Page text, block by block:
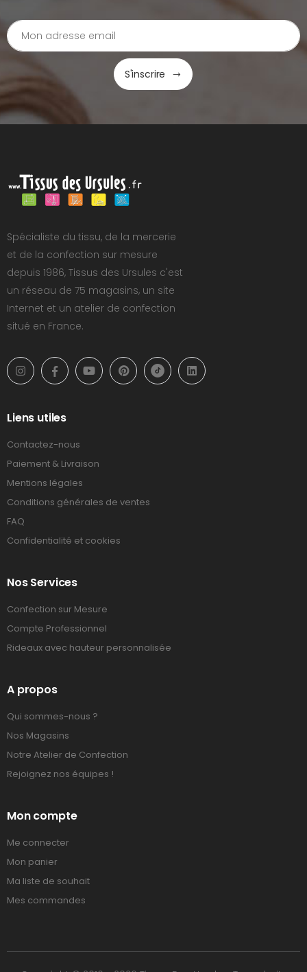
S'inscrire
Spécialiste du tissu, de la mercerie
et de la confection sur mesure
depuis 1986, Tissus des Ursules c'est
un réseau de 75 magasins, un site
Internet et un atelier de confection
situé en France.
Liens utiles
Contactez-nous
Paiement & Livraison
Mentions légales
Conditions générales de ventes
FAQ
Confidentialité et cookies
Nos Services
Confection sur Mesure
Compte Professionnel
Rideaux avec hauteur personnalisée
A propos
Qui sommes-nous ?
Nos Magasins
Notre Atelier de Confection
Rejoignez nos équipes !
Mon compte
Me connecter
Mon panier
Ma liste de souhait
Mes commandes